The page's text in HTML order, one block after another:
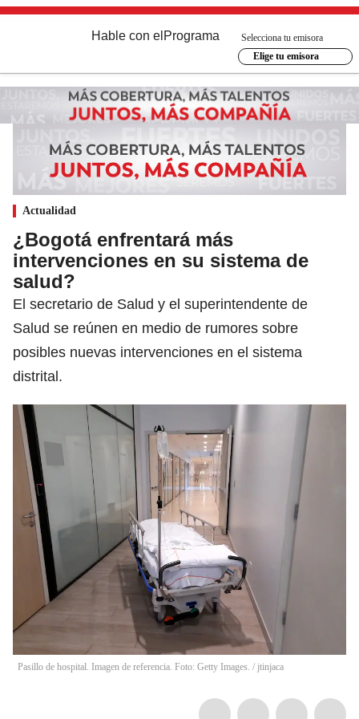
Hable con el Programa
Selecciona tu emisora
Elige tu emisora
Actualidad
¿Bogotá enfrentará más
intervenciones en su sistema de
salud?
El secretario de Salud y el superintendente de
Salud se reúnen en medio de rumores sobre
posibles nuevas intervenciones en el sistema
distrital.
Pasillo de hospital. Imagen de referencia. Foto: Getty Images. / jtinjaca